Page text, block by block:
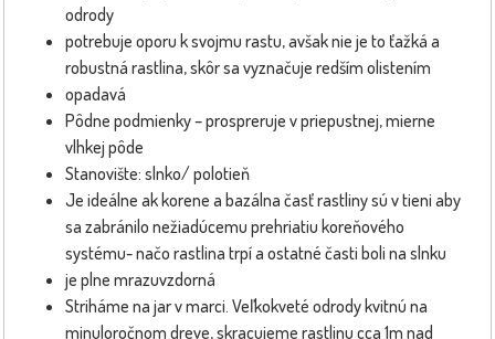
odrody
potrebuje oporu k svojmu rastu, avšak nie je to ťažká a
robustná rastlina, skôr sa vyznačuje redším olistením
opadavá
Pôdne podmienky – prospreruje v priepustnej, mierne
vlhkej pôde
Stanovište: slnko/ polotieň
Je ideálne ak korene a bazálna časť rastliny sú v tieni aby
sa zabránilo nežiadúcemu prehriatiu koreňového
systému- načo rastlina trpí a ostatné časti boli na slnku
je plne mrazuvzdorná
Striháme na jar v marci. Veľkokveté odrody kvitnú na
minuloročnom dreve, skracujeme rastlinu cca 1m nad